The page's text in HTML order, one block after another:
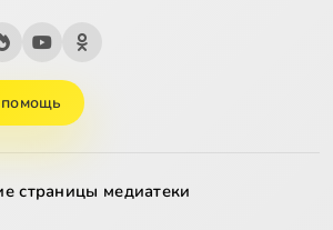
страницы медиатеки